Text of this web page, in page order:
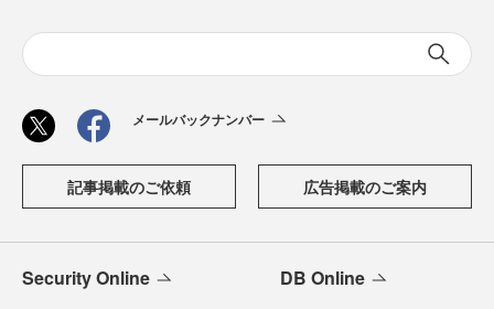
メールバックナンバー
記事掲載のご依頼 広告掲載のご案内
Security Online DB Online